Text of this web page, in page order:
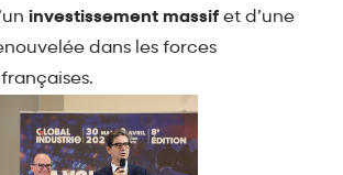
investissement massif et d’une
dans les forces